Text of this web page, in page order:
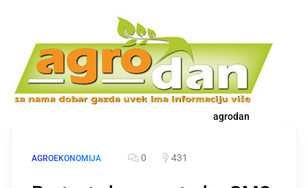
agrodan
AGROEKONOMIJA 0 431